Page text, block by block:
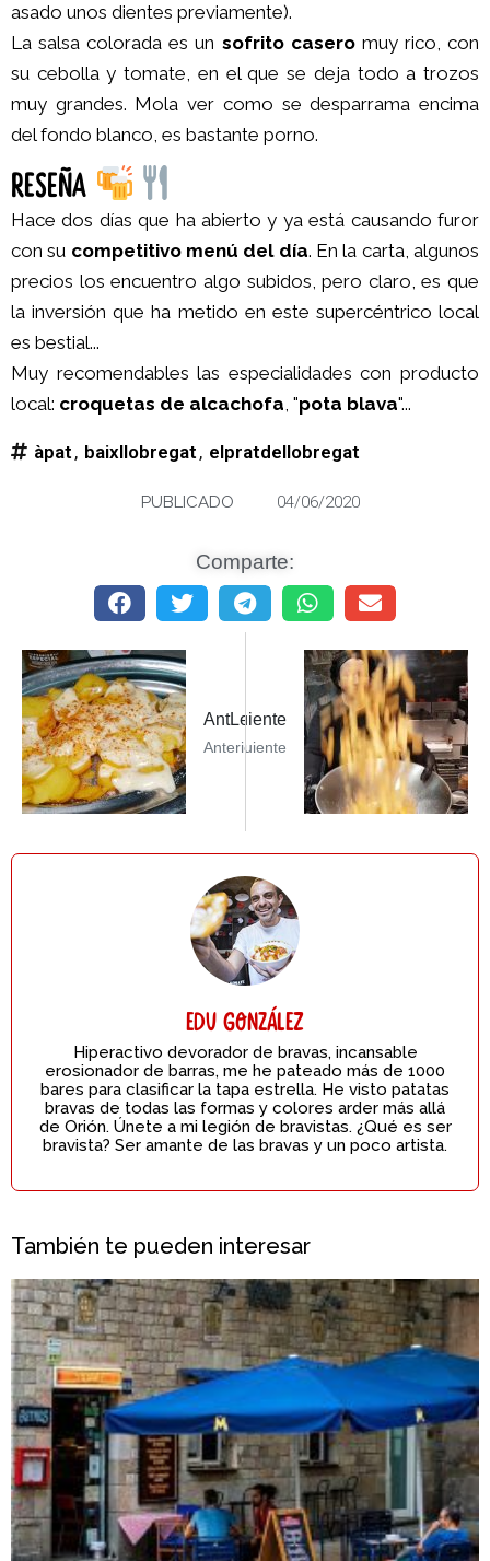
asado unos dientes previamente).
La salsa colorada es un sofrito caseromuy rico, con
su cebolla y tomate, en el que se deja todo a trozos
muy grandes. Mola ver como se desparrama encima
del fondo blanco, es bastante porno.
RESEÑA
Hace dos días que ha abierto y ya está causando furor
con su competitivo menú del día. En la carta, algunos
precios los encuentro algo subidos, pero claro, es que
la inversión que ha metido en este supercéntrico local
es bestial...
Muy recomendables las especialidades con producto
local: croquetas de alcachofa , "pota blava"...
àpat , baixllobregat , elpratdellobregat
PUBLICADO 04/06/2020
Comparte:
AntLeer Post AnteriorEl tropezón
Anterior
PostBendita TrumfaSiguiente
Siguiente
Edu González
Hiperactivo devorador de bravas, incansable
erosionador de barras, me he pateado más de 1000
bares para clasificar la tapa estrella. He visto patatas
bravas de todas las formas y colores arder más allá
de Orión. Únete a mi legión de bravistas. ¿Qué es ser
bravista? Ser amante de las bravas y un poco artista.
También te pueden interesar